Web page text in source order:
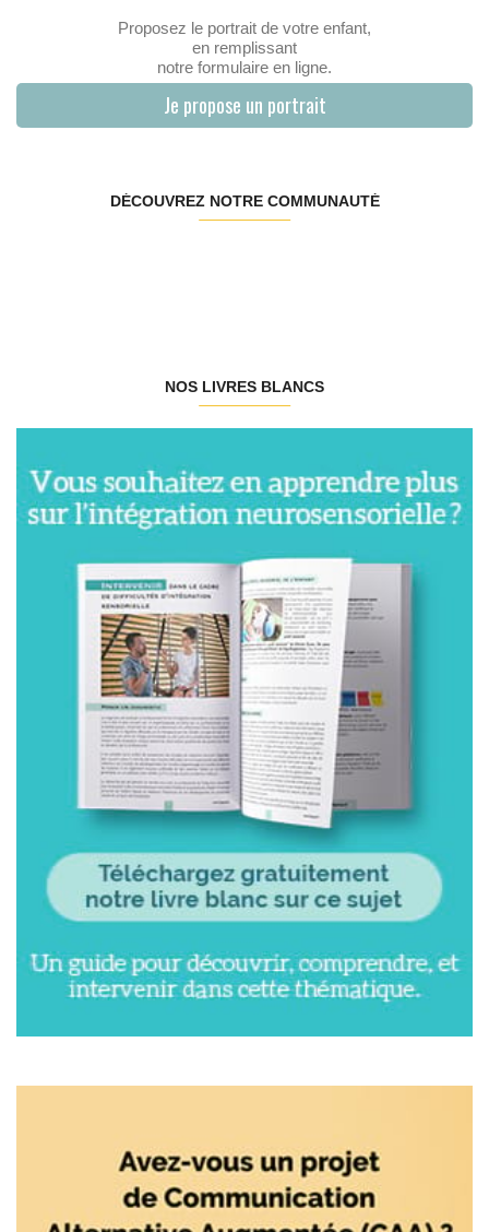
Proposez le portrait de votre enfant,
en remplissant
notre formulaire en ligne.
Je propose un portrait
DÉCOUVREZ NOTRE COMMUNAUTÉ
NOS LIVRES BLANCS